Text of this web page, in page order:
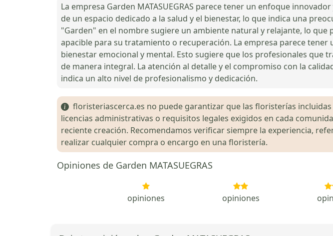
La empresa Garden MATASUEGRAS parece tener un enfoque
de un espacio dedicado a la salud y el bienestar, lo que indica una
"Garden" en el nombre sugiere un ambiente natural y relajante, lo
apacible para su tratamiento o recuperación. La empresa parece
bienestar emocional y mental. Esto sugiere que los profesionales que
de manera integral. La atención al detalle y el compromiso con la
indica un alto nivel de profesionalismo y dedicación.
floristeriascerca.es no puede garantizar que las floristerías
licencias administrativas o requisitos legales exigidos en cada
reciente creación. Recomendamos verificar siempre la experiencia,
realizar cualquier compra o encargo en una floristería.
Opiniones de Garden MATASUEGRAS
opiniones opiniones